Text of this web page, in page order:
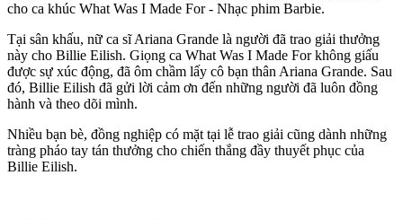
cho ca khúc What Was I Made For - Nhạc phim Barbie.
Tại sân khấu, nữ ca sĩ Ariana Grande là người đã trao giải thưởng
này cho Billie Eilish. Giọng ca What Was I Made For không giấu
được sự xúc động, đã ôm chầm lấy cô bạn thân Ariana Grande. Sau
đó, Billie Eilish đã gửi lời cảm ơn đến những người đã luôn đồng
hành và theo dõi mình.
Nhiều bạn bè, đồng nghiệp có mặt tại lễ trao giải cũng dành những
tràng pháo tay tán thưởng cho chiến thắng đầy thuyết phục của
Billie Eilish.